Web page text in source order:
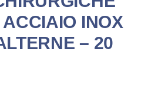
INOX
– 20